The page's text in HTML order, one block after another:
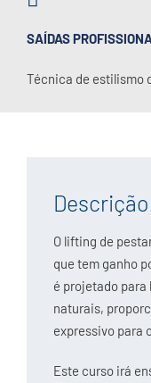
SAÍDAS
Técnica de estilismo
Descrição
O lifting de
que tem ganho
é projetado para
naturais,
expressivo para
Este curso irá